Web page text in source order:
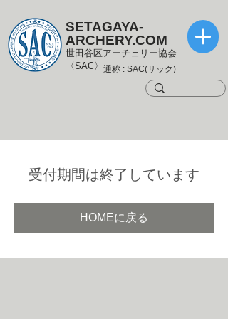
SETAGAYA-
ARCHERY.COM
世田谷区アーチェリー協会
〈SAC〉 通称 : SAC(サック)
受付期間は終了しています
HOMEに戻る